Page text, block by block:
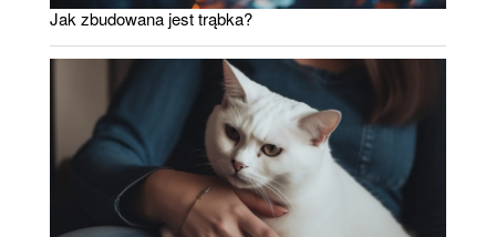
Jak zbudowana jest trąbka?